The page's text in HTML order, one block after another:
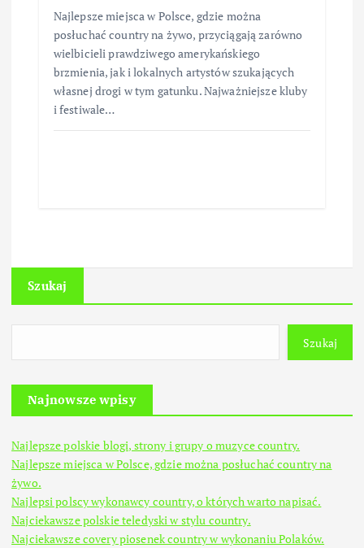
Najlepsze miejsca w Polsce, gdzie można
posłuchać country na żywo, przyciągają zarówno
wielbicieli prawdziwego amerykańskiego
brzmienia, jak i lokalnych artystów szukających
własnej drogi w tym gatunku. Najważniejsze kluby
i festiwale…
Szukaj
Szukaj
Najnowsze wpisy
Najlepsze polskie blogi, strony i grupy o muzyce country.
Najlepsze miejsca w Polsce, gdzie można posłuchać country na
żywo.
Najlepsi polscy wykonawcy country, o których warto napisać.
Najciekawsze polskie teledyski w stylu country.
Najciekawsze covery piosenek country w wykonaniu Polaków.